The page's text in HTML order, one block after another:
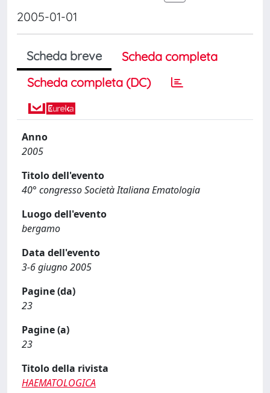
2005-01-01
Scheda breve
Scheda completa
Scheda completa (DC)
Anno
2005
Titolo dell'evento
40° congresso Società Italiana Ematologia
Luogo dell'evento
bergamo
Data dell'evento
3-6 giugno 2005
Pagine (da)
23
Pagine (a)
23
Titolo della rivista
HAEMATOLOGICA